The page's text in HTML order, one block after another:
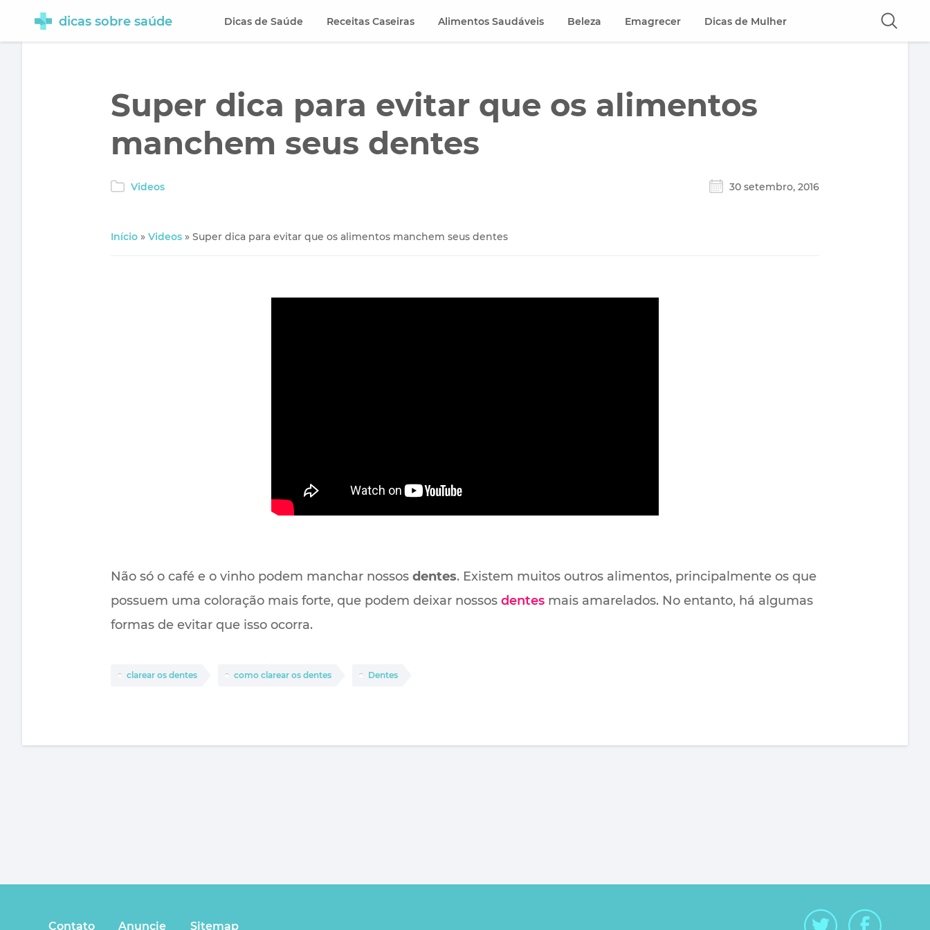
Super dica para evitar que os alimentos
manchem seus dentes
Videos 30 setembro, 2016
Início » Videos » Super dica para evitar que os alimentos manchem seus dentes
Não só o café e o vinho podem manchar nossos dentes. Existem muitos outros alimentos, principalmente os que
possuem uma coloração mais forte, que podem deixar nossos dentes mais amarelados. No entanto, há algumas
formas de evitar que isso ocorra.
clarear os dentes como clarear os dentes Dentes
dicas sobre saúde Dicas de Saúde Receitas Caseiras Alimentos Saudáveis Beleza Emagrecer Dicas de Mulher
Contato Anuncie Sitemap